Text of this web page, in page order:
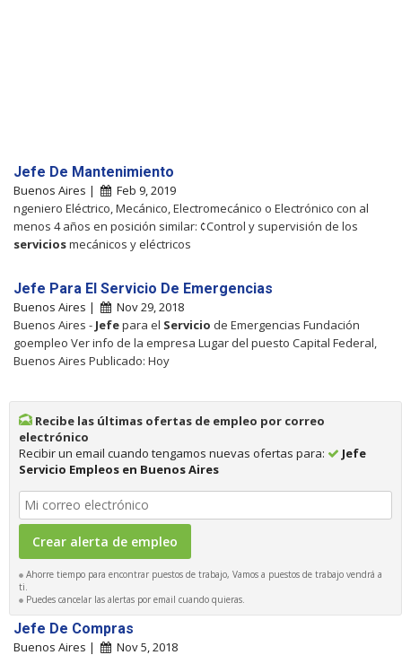
Jefe De Mantenimiento
Buenos Aires |
Feb 9, 2019
ngeniero Eléctrico, Mecánico, Electromecánico o Electrónico con al
menos 4 años en posición similar: ¢Control y supervisión de los
serviciosmecánicos y eléctricos
Jefe Para El Servicio De Emergencias
Buenos Aires |
Nov 29, 2018
Buenos Aires - Jefepara el Servicio de Emergencias Fundación
goempleo Ver info de la empresa Lugar del puesto Capital Federal,
Buenos Aires Publicado: Hoy
Recibe las últimas ofertas de empleo por correo
electrónico
Recibir un email cuando tengamos nuevas ofertas para:
Jefe
Servicio Empleos en Buenos Aires
Ahorre tiempo para encontrar puestos de trabajo, Vamos a puestos de trabajo vendrá a
ti.
Puedes cancelar las alertas por email cuando quieras.
Jefe De Compras
Buenos Aires |
Nov 5, 2018